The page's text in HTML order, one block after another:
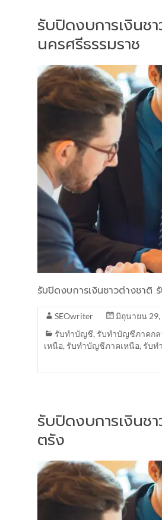
รับปิดงบการเงินช
นครศรีธรรมราช
รับปิดงบการเงินชาวต่างชาติ
SEOwriter
มิถุนายน 29,
รับทำบัญชี, รับทำบัญชีภาคกล
เหนือ, รับทำบัญชีภาคเหนือ, รับท
รับปิดงบการเงินช
ตรัง